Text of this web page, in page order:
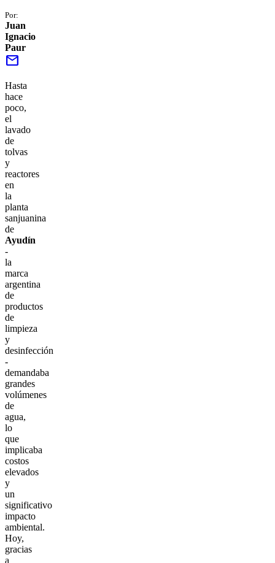
Por:
Juan
Ignacio
Paur
mail
Hasta
hace
poco,
el
lavado
de
tolvas
y
reactores
en
la
planta
sanjuanina
de
Ayudín
-
la
marca
argentina
de
productos
de
limpieza
y
desinfección
-
demandaba
grandes
volúmenes
de
agua,
lo
que
implicaba
costos
elevados
y
un
significativo
impacto
ambiental.
Hoy,
gracias
a